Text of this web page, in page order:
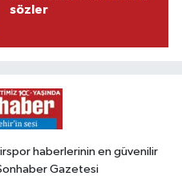
sözler
haberlerinin en güvenilir
Gazetesi